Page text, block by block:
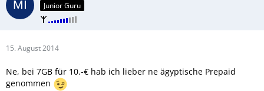
Junior Guru
15. August 2014
Ne, bei 7GB für 10.-€ hab ich lieber ne ägyptische Prepaid
genommen